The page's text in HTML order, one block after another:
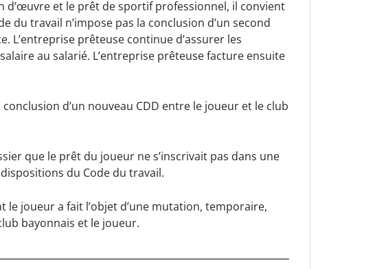
et le prêt de sportif professionnel, il convient
du travail n’impose pas la conclusion d’un second
L’entreprise prêteuse continue d’assurer les
au salarié. L’entreprise prêteuse facture ensuite
d’un nouveau CDD entre le joueur et le club
que le prêt du joueur ne s’inscrivait pas dans une
du Code du travail.
joueur a fait l’objet d’une mutation, temporaire,
bayonnais et le joueur.